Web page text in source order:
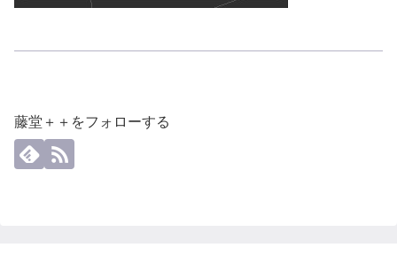
藤堂＋＋をフォローする